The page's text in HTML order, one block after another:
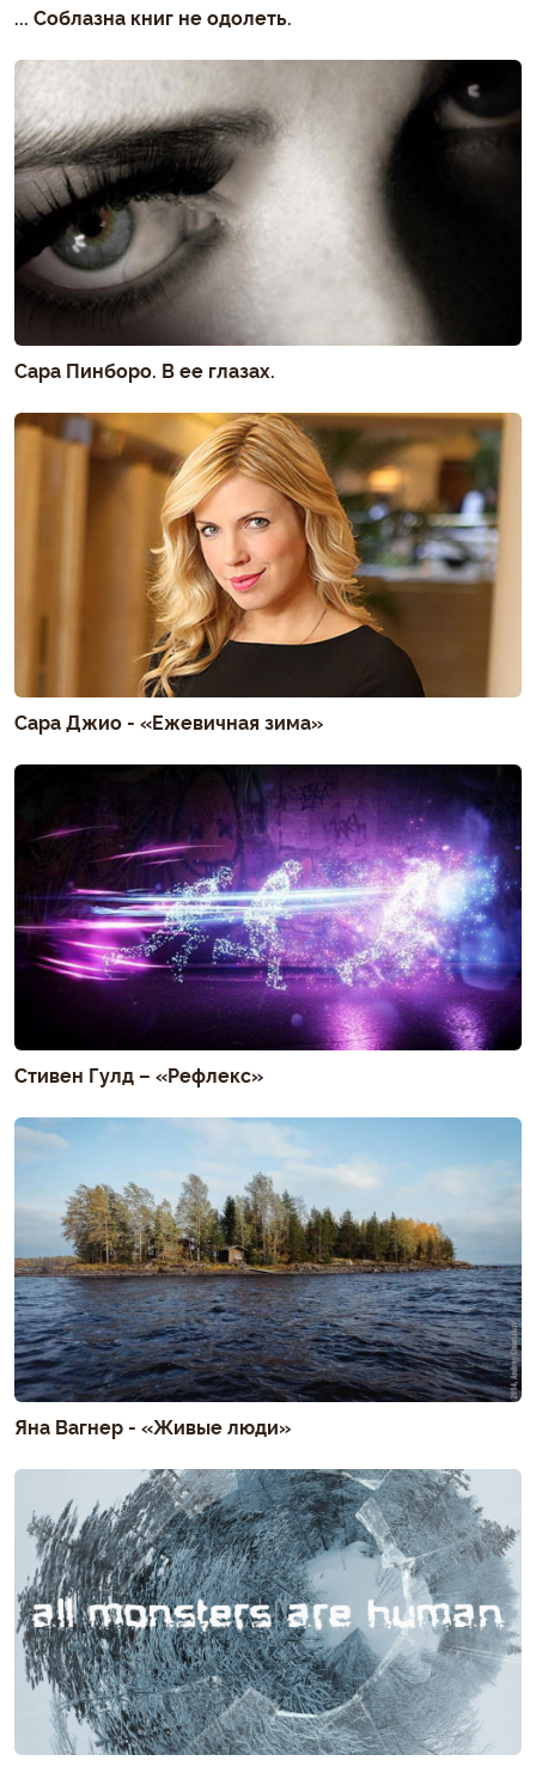
... Соблазна книг не одолеть.
Сара Пинборо. В ее глазах.
Сара Джио - «Ежевичная зима»
Стивен Гулд – «Рефлекс»
Яна Вагнер - «Живые люди»